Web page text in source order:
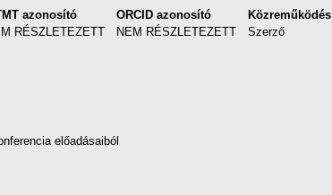
azonosító ORCID azonosító
Közreműködés
RÉSZLETEZETT NEM RÉSZLETEZETT Szerző
előadásaiból